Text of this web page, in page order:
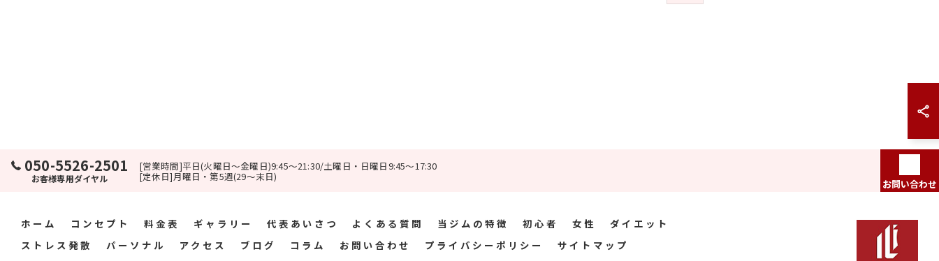
050-5526-2501
お客様専用ダイヤル
[営業時間]平日(火曜日～金曜日)9:45～21:30/土曜日・日曜日9:45～17:30
[定休日]月曜日・第5週(29～末日)
お問い合わせ
ホーム コンセプト 料金表 ギャラリー 代表あいさつ よくある質問 当ジムの特徴 初心者 女性
ダイエット
ストレス発散
パーソナル アクセス ブログ コラム お問い合わせ プライバシーポリシー サイトマップ